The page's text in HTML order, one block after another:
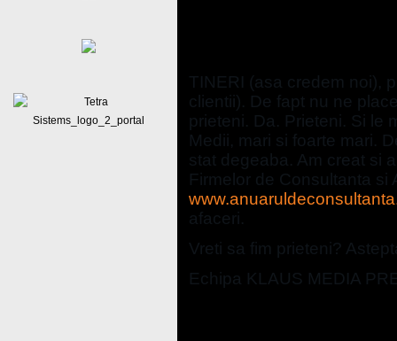
TINERI (asa credem noi),
clientii). De fapt nu ne
prieteni. Da. Prieteni. Si le
Medii, mari si foarte mari.
stat degeaba. Am creat si
Firmelor de Consultanta si
afaceri.
Vreti sa fim prieteni?
Echipa KLAUS MEDIA